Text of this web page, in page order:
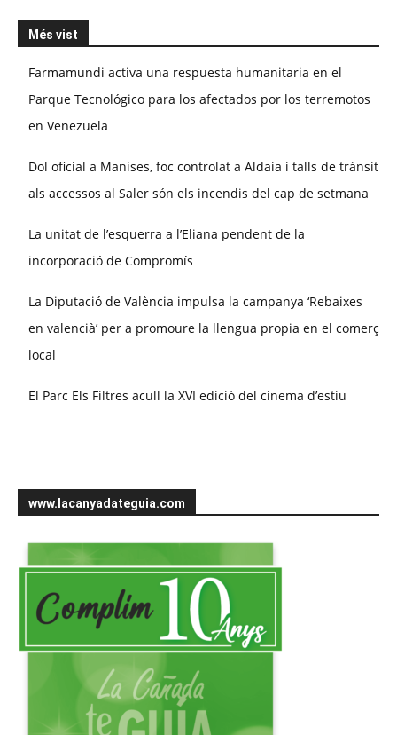
Més vist
Farmamundi activa una respuesta humanitaria en el
Parque Tecnológico para los afectados por los terremotos
en Venezuela
Dol oficial a Manises, foc controlat a Aldaia i talls de trànsit
als accessos al Saler són els incendis del cap de setmana
La unitat de l’esquerra a l’Eliana pendent de la
incorporació de Compromís
La Diputació de València impulsa la campanya ‘Rebaixes
en valencià’ per a promoure la llengua propia en el comerç
local
El Parc Els Filtres acull la XVI edició del cinema d’estiu
www.lacanyadateguia.com